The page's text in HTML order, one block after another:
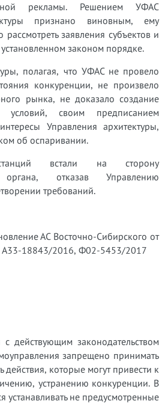
рекламы. Решением УФАС
признано виновным, ему
заявления субъектов и
законом порядке.
полагая, что УФАС не провело
конкуренции, не произвело
рынка, не доказало создание
условий, своим предписанием
Управления архитектуры,
об оспаривании.
встали на сторону
органа, отказав Управлению
требований.
АС Восточно-Сибирского от
А33-18843/2016, Ф02-5453/2017
законодательством
запрещено принимать
действия, которые могут привести к
устранению конкуренции. В
устанавливать не предусмотренные